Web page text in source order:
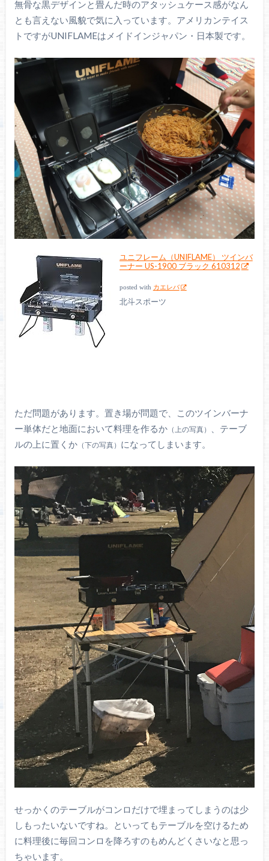
無骨な黒デザインと畳んだ時のアタッシュケース感がなん
とも言えない風貌で気に入っています。アメリカンテイス
トですがUNIFLAMEはメイドインジャパン・日本製です。
ユニフレーム（UNIFLAME） ツインバ
ーナー US-1900 ブラック 610312
posted with カエレバ
北斗スポーツ
ただ問題があります。置き場が問題で、このツインバーナ
ー単体だと地面において料理を作るか（上の写真）
、テーブ
ルの上に置くか（下の写真） になってしまいます。
せっかくのテーブルがコンロだけで埋まってしまうのは少
しもったいないですね。といってもテーブルを空けるため
に料理後に毎回コンロを降ろすのもめんどくさいなと思っ
ちゃいます。